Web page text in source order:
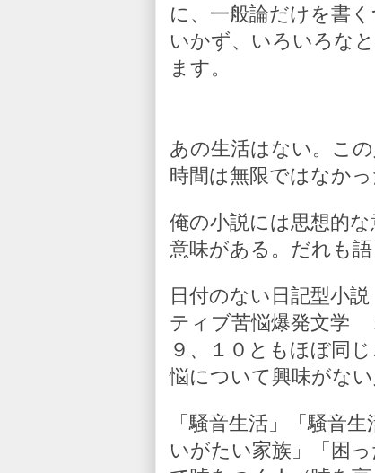
に、一般論だけを書
いかず、いろいろな
ます。
あの生活はない。この
時間は無限ではなか
俺の小説には思想的
意味がある。だれも
日付のない日記型小
ティブ苦悩爆発文学
９、１０ともほぼ同
悩について興味がな
「騒音生活」「騒音
いがたい家族」「困